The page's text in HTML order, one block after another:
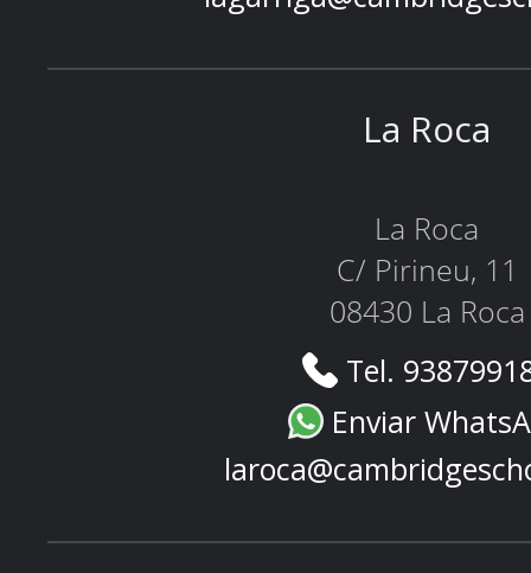
La Roca
La Roca
C/ Pirineu, 11
08430 La Roca
Tel.
Enviar